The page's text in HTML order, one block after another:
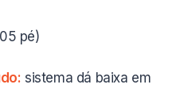
pé)
sistema dá baixa em